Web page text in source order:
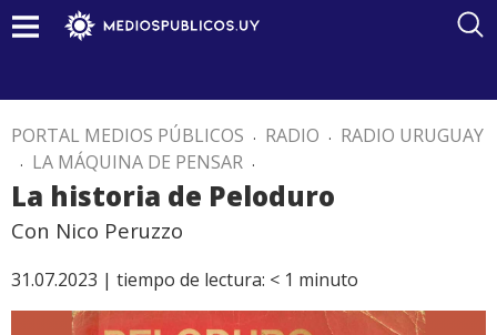
PORTAL MEDIOS PÚBLICOS . RADIO . RADIO URUGUAY
. LA MÁQUINA DE PENSAR .
La historia de Peloduro
Con Nico Peruzzo
31.07.2023 | tiempo de lectura: < 1 minuto